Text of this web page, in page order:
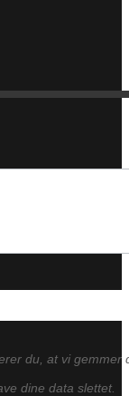
du, at vi gemmer
dine data slettet.